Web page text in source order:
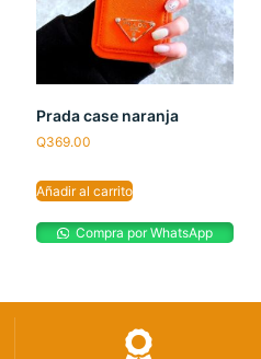
Prada case naranja
Q369.00
Añadir al carrito
Compra por WhatsApp